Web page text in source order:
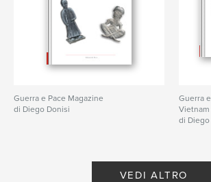
Guerra e Pace Magazine
di Diego Donisi
Guerra
di Diego
VEDI ALTRO